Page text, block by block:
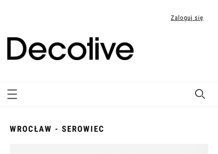
Zaloguj się
WROCŁAW - SEROWIEC